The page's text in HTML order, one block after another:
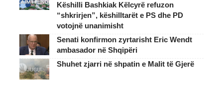
Këshilli Bashkiak Këlcyrë refuzon
“shkrirjen”, këshilltarët e PS dhe PD
votojnë unanimisht
Senati konfirmon zyrtarisht Eric Wendt
ambasador në Shqipëri
Shuhet zjarri në shpatin e Malit të Gjerë